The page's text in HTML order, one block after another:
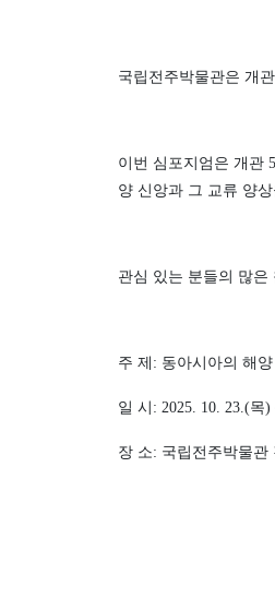
국립전주박물관은 개관
이번 심포지엄은 개관 5
양 신앙과 그 교류 양
관심 있는 분들의 많은
주 제 : 동아시아의 해
일 시 : 2025. 10. 23.(목)
장 소: 국립전주박물관